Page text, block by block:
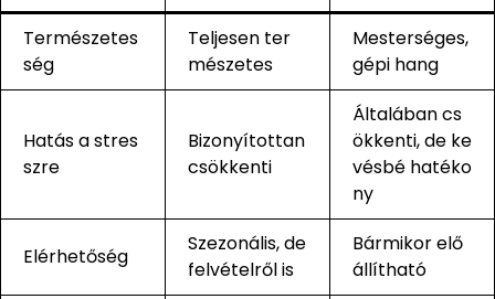
Természetes
ség
Teljesen ter
mészetes
Mesterséges,
gépi hang
Hatás a stres
szre
Bizonyítottan
csökkenti
Általában cs
ökkenti, de ke
vésbé hatéko
ny
Elérhetőség
Szezonális, de
felvételről is
Bármikor elő
állítható